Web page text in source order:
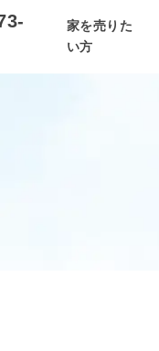
家を売りた
い方